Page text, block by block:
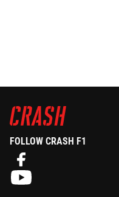
FOLLOW CRASH F1